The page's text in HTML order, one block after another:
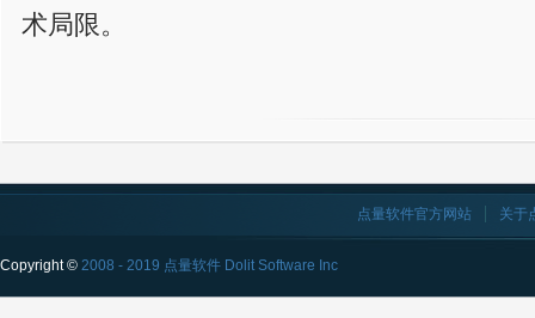
术局限。
点量软件官方网站 关于
Copyright © 2008 - 2019 点量软件 Dolit Software Inc